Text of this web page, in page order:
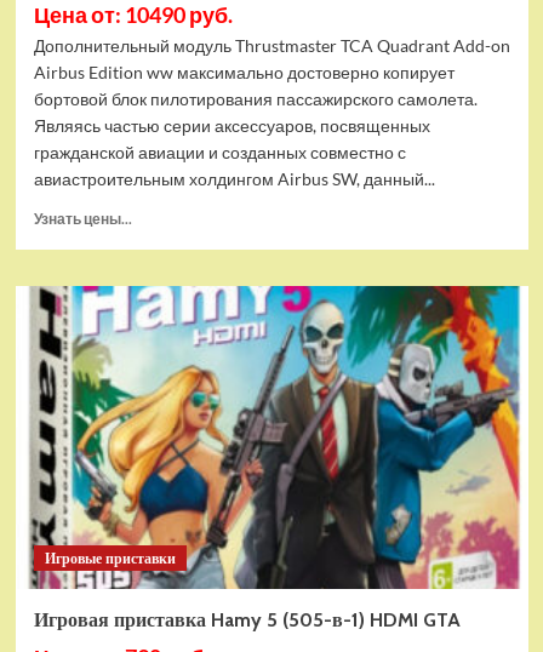
Цена от: 10490 руб.
Дополнительный модуль Thrustmaster TCA Quadrant Add-on
Airbus Edition ww максимально достоверно копирует
бортовой блок пилотирования пассажирского самолета.
Являясь частью серии аксессуаров, посвященных
гражданской авиации и созданных совместно с
авиастроительным холдингом Airbus SW, данный...
Узнать цены...
Дополнительный
модуль
Thrustmaster
Quadrant
Add-
on
Airbus
Edition
ww
Игровые приставки
Игровая приставка Hamy 5 (505-в-1) HDMI GTA